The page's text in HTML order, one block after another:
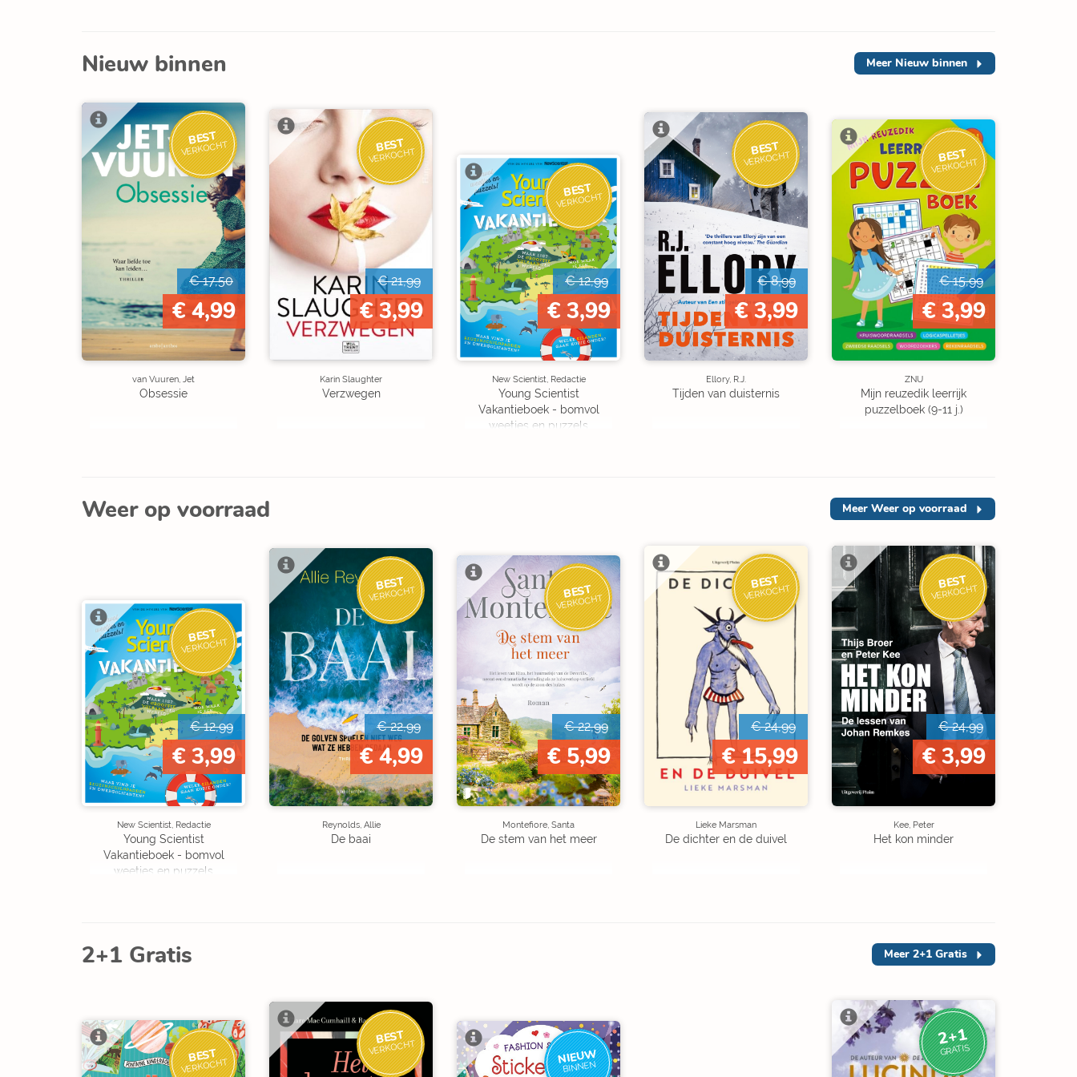
Nieuw binnen Meer Nieuw binnen
BEST
VERKOCHT
€ 17,50
€ 4,99
van Vuuren, Jet
Obsessie
BEST
VERKOCHT
€ 21,99
€ 3,99
Karin Slaughter
Verzwegen
BEST
VERKOCHT
€ 12,99
€ 3,99
New Scientist, Redactie
Young Scientist
Vakantieboek - bomvol
weetjes en puzzels
BEST
VERKOCHT
€ 8,99
€ 3,99
Ellory, R.J.
Tijden van duisternis
BEST
VERKOCHT
€ 15,99
€ 3,99
ZNU
Mijn reuzedik leerrijk
puzzelboek (9-11 j.)
Weer op voorraad Meer Weer op voorraad
BEST
VERKOCHT
€ 12,99
€ 3,99
New Scientist, Redactie
Young Scientist
Vakantieboek - bomvol
weetjes en puzzels
BEST
VERKOCHT
€ 22,99
€ 4,99
Reynolds, Allie
De baai
BEST
VERKOCHT
€ 22,99
€ 5,99
Montefiore, Santa
De stem van het meer
BEST
VERKOCHT
€ 24,99
€ 15,99
Lieke Marsman
De dichter en de duivel
BEST
VERKOCHT
€ 24,99
€ 3,99
Kee, Peter
Het kon minder
2+1 Gratis Meer 2+1 Gratis
BEST
VERKOCHT
BEST
VERKOCHT NIEUW
BINNEN
2+1
GRATIS